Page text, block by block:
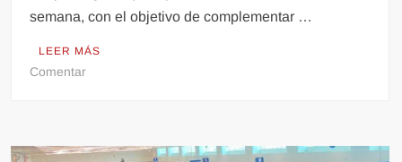
semana, con el objetivo de complementar …
LEER MÁS
Comentaren
del